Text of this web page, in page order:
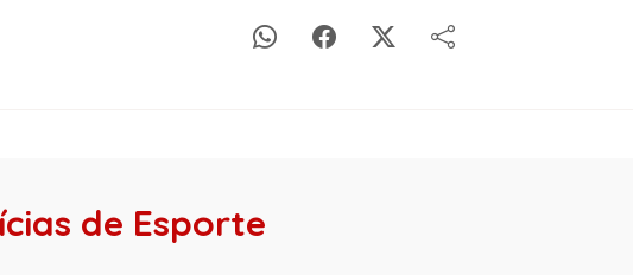
de Esporte